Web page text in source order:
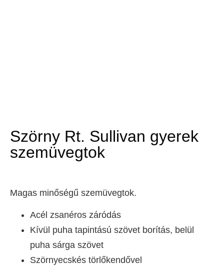
Szörny Rt. Sullivan gyerek
szemüvegtok
Magas minőségű szemüvegtok.
Acél zsanéros záródás
Kívül puha tapintású szövet borítás, belül
puha sárga szövet
Szörnyecskés törlőkendővel